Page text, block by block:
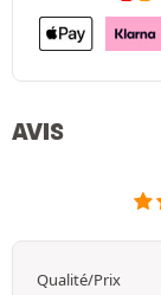
AVIS
Qualité/Prix